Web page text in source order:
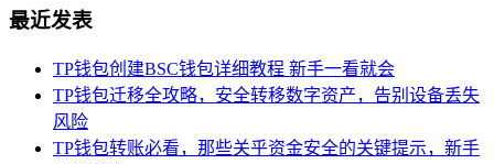
最近发表
TP钱包创建BSC钱包详细教程 新手一看就会
TP钱包迁移全攻略，安全转移数字资产，告别设备丢失
风险
TP钱包转账必看，那些关乎资金安全的关键提示，新手